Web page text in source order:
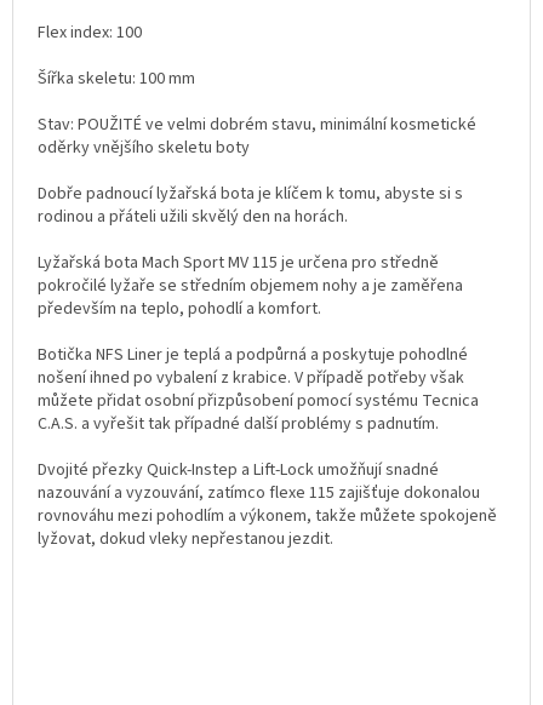
Flex index: 100
Šířka skeletu: 100 mm
Stav: POUŽITÉ ve velmi dobrém stavu, minimální kosmetické
oděrky vnějšího skeletu boty
Dobře padnoucí lyžařská bota je klíčem k tomu, abyste si s
rodinou a přáteli užili skvělý den na horách.
Lyžařská bota Mach Sport MV 115 je určena pro středně
pokročilé lyžaře se středním objemem nohy a je zaměřena
především na teplo, pohodlí a komfort.
Botička NFS Liner je teplá a podpůrná a poskytuje pohodlné
nošení ihned po vybalení z krabice. V případě potřeby však
můžete přidat osobní přizpůsobení pomocí systému Tecnica
C.A.S. a vyřešit tak případné další problémy s padnutím.
Dvojité přezky Quick-Instep a Lift-Lock umožňují snadné
nazouvání a vyzouvání, zatímco flexe 115 zajišťuje dokonalou
rovnováhu mezi pohodlím a výkonem, takže můžete spokojeně
lyžovat, dokud vleky nepřestanou jezdit.